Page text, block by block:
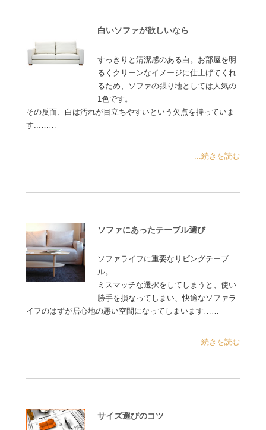
白いソファが欲しいなら
すっきりと清潔感のある白。お部屋を明
るくクリーンなイメージに仕上げてくれ
るため、ソファの張り地としては人気の
1色です。
その反面、白は汚れが目立ちやすいという欠点を持っていま
す...……
...続きを読む
ソファにあったテーブル選び
ソファライフに重要なリビングテーブ
ル。
ミスマッチな選択をしてしまうと、使い
勝手を損なってしまい、快適なソファラ
イフのはずが居心地の悪い空間になってしまいます……
...続きを読む
サイズ選びのコツ